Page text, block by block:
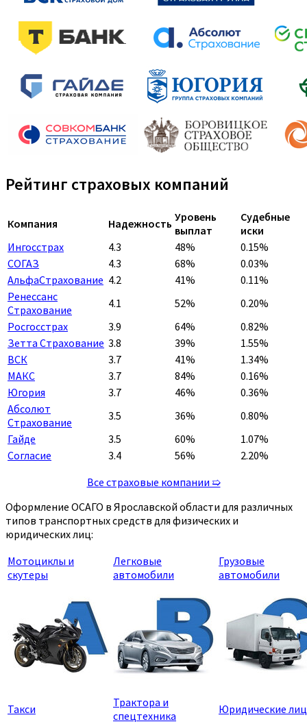
Рейтинг страховых компаний
Компания Надежность Уровень
выплат
Судебные
иски
Ингосстрах
4.3 48%
0.15%
СОГАЗ
4.3 68%
0.03%
АльфаСтрахование 4.2 41%
0.11%
Ренессанс
Страхование
4.1 52%
0.20%
Росгосстрах
3.9 64%
0.82%
Зетта Страхование 3.8 39%
1.55%
ВСК
3.7 41%
1.34%
МАКС
3.7 84%
0.16%
Югория
3.7 46%
0.36%
Абсолют
Страхование
3.5 36%
0.80%
Гайде
3.5 60%
1.07%
Согласие
3.4 56%
2.20%
Все страховые компании ➯
Оформление ОСАГО в Ярославской области для различных
типов транспортных средств для физических и
юридических лиц:
Мотоциклы и
скутеры
Легковые
автомобили
Грузовые
автомобили
Такси
Трактора и
спецтехника
Юридические